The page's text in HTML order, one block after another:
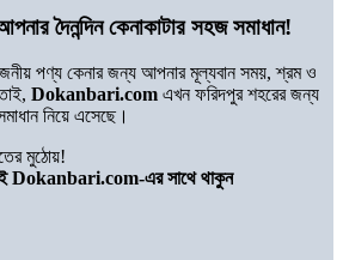
দৈনন্দিন কেনাকাটার সহজ সমাধান!
পণ্য কেনার জন্য আপনার মূল্যবান সময়, শ্রম ও
Dokanbari.com এখন ফরিদপুর শহরের জন্য
নিয়ে এসেছে।
মুঠোয়!
Dokanbari.com-এর সাথে থাকুন